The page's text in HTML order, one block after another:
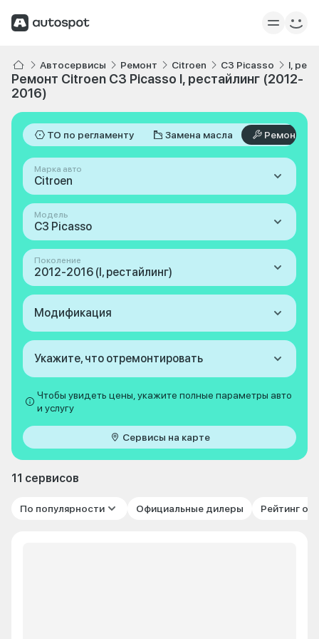
Автосервисы Ремонт Citroen C3 Picasso I,
Ремонт Citroen C3 Picasso I, рестайлинг (2012-
2016)
ТО по регламенту Замена масла Ремонт
Марка авто
Citroen
Модель
C3 Picasso
Поколение
2012-2016 (I, рестайлинг)
Модификация
Укажите, что отремонтировать
Чтобы увидеть цены, укажите полные параметры авто
и услугу
Сервисы на карте
11 сервисов
По популярности Официальные дилеры Рейтинг